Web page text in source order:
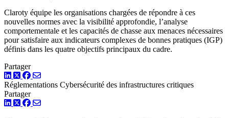
Claroty équipe les organisations chargées de répondre à ces
nouvelles normes avec la visibilité approfondie, l’analyse
comportementale et les capacités de chasse aux menaces nécessaires
pour satisfaire aux indicateurs complexes de bonnes pratiques (IGP)
définis dans les quatre objectifs principaux du cadre.
Partager
LinkedIn
TwitterFacebook
Réglementations Cybersécurité des infrastructures critiques
Partager
LinkedIn
TwitterFacebook